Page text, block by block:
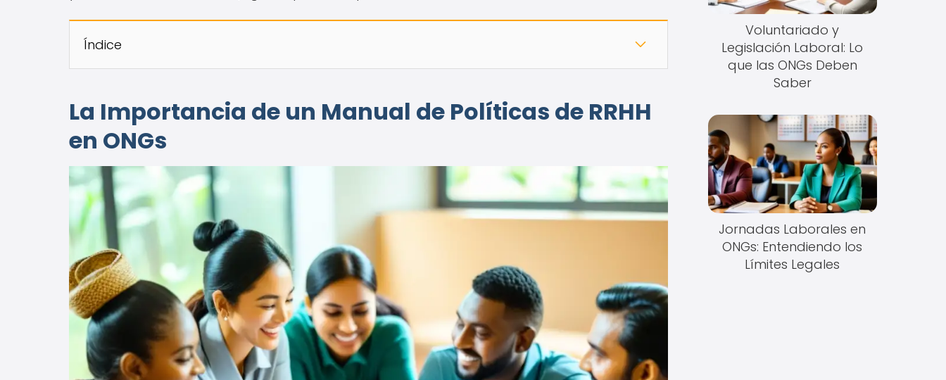
Índice
La Importancia de un Manual de Políticas de RRHH
en ONGs
Voluntariado y
Legislación Laboral: Lo
que las ONGs Deben
Saber
Jornadas Laborales en
ONGs: Entendiendo los
Límites Legales